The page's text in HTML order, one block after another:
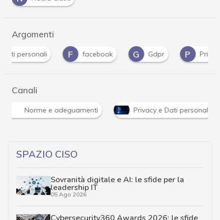
Argomenti
F facebook G Gdpr P Privacy
Canali
Norme e adeguamenti Privacy e Dati personali
SPAZIO CISO
Sovranità digitale e AI: le sfide per la
leadership IT
05 Ago 2026